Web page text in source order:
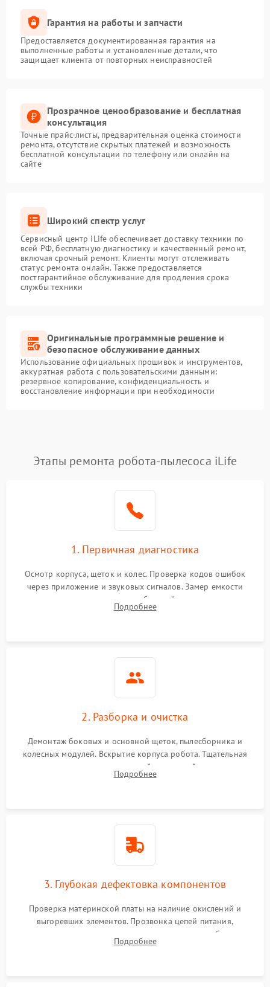
Гарантия на работы и запчасти
Предоставляется документированная гарантия на
выполненные работы и установленные детали, что
защищает клиента от повторных неисправностей
Прозрачное ценообразование и бесплатная
консультация
Точные прайс-листы, предварительная оценка стоимости
ремонта, отсутствие скрытых платежей и возможность
бесплатной консультации по телефону или онлайн на
сайте
Широкий спектр услуг
Сервисный центр iLife обеспечивает доставку техники по
всей РФ, бесплатную диагностику и качественный ремонт,
включая срочный ремонт. Клиенты могут отслеживать
статус ремонта онлайн. Также предоставляется
постгарантийное обслуживание для продления срока
службы техники
Оригинальные программные решение и
безопасное обслуживание данных
Использование официальных прошивок и инструментов,
аккуратная работа с пользовательскими данными:
резервное копирование, конфиденциальность и
восстановление информации при необходимости
Этапы ремонта робота-пылесоса iLife
1. Первичная диагностика
Осмотр корпуса, щеток и колес. Проверка кодов ошибок
через приложение и звуковых сигналов. Замер емкости
аккумулятора и тестирование базовой станции зарядки.
Оценка работы лидара, бампера и датчиков падения для
Подробнее
2. Разборка и очистка
Демонтаж боковых и основной щеток, пылесборника и
колесных модулей. Вскрытие корпуса робота. Тщательная
очистка внутренних полостей, шестерней и плат от
скопившейся пыли, волос и шерсти животных с
Подробнее
3. Глубокая дефектовка компонентов
Проверка материнской платы на наличие окислений и
выгоревших элементов. Прозвонка цепей питания,
тестирование приводных моторов колес и турбины
всасывания. Оценка состояния оптических и инфракрасных
Подробнее